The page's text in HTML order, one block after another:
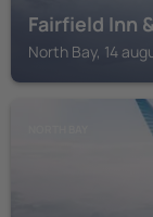
Fairfield Inn
North Bay, 14